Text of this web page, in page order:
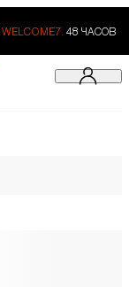
WELCOME7. 48 ЧАСОВ